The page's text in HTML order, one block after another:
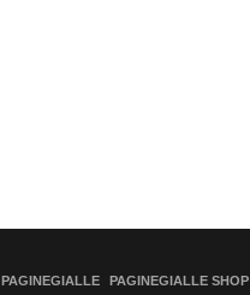
PAGINEGIALLE PAGINEGIALLE SHOP